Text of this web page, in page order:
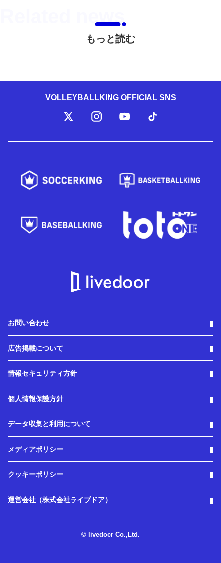
もっと読む
VOLLEYBALLKING OFFICIAL SNS
お問い合わせ
広告掲載について
情報セキュリティ方針
個人情報保護方針
データ収集と利用について
メディアポリシー
クッキーポリシー
運営会社（株式会社ライブドア）
© livedoor Co.,Ltd.